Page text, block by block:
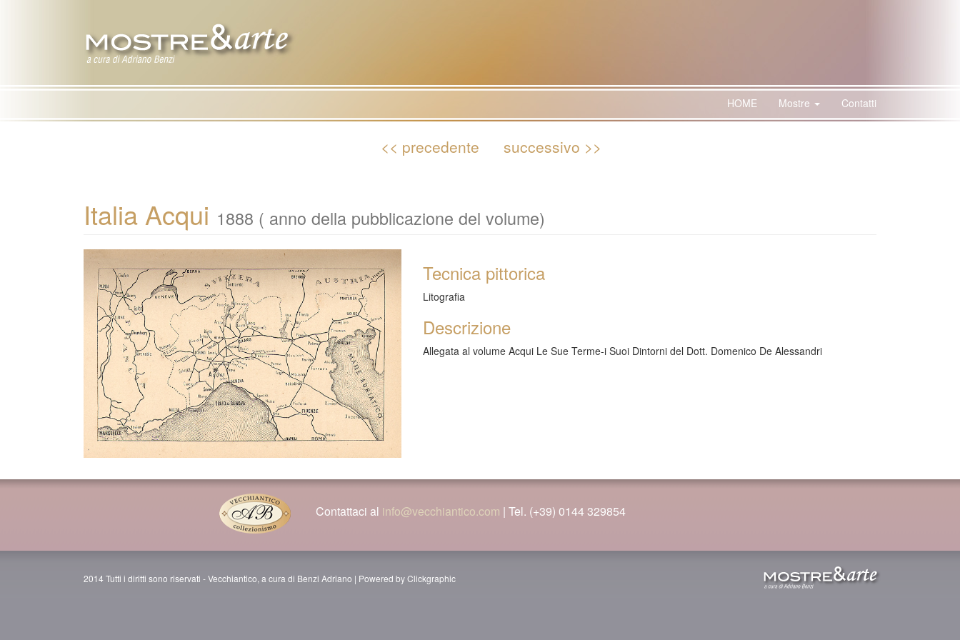
HOME Mostre Contatti
<< precedente successivo >>
Italia Acqui 1888 ( anno della pubblicazione del volume)
Tecnica pittorica
Litografia
Descrizione
Allegata al volume Acqui Le Sue Terme-i Suoi Dintorni del Dott. Domenico De Alessandri
Contattaci al info@vecchiantico.com | Tel. (+39) 0144 329854
2014 Tutti i diritti sono riservati - Vecchiantico, a cura di Benzi Adriano | Powered by Clickgraphic